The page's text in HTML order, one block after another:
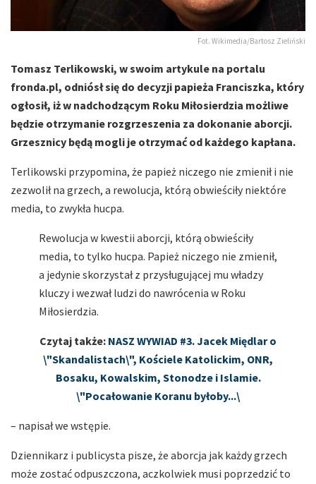
Fot. Wikimedia/Bartosz Zieliński
Tomasz Terlikowski, w swoim artykule na portalu
fronda.pl, odniósł się do decyzji papieża Franciszka, który
ogłosił, iż w nadchodzącym Roku Miłosierdzia możliwe
będzie otrzymanie rozgrzeszenia za dokonanie aborcji.
Grzesznicy będą mogli je otrzymać od każdego kapłana.
Terlikowski przypomina, że papież niczego nie zmienił i nie
zezwolił na grzech, a rewolucja, którą obwieściły niektóre
media, to zwykła hucpa.
Rewolucja w kwestii aborcji, którą obwieściły
media, to tylko hucpa. Papież niczego nie zmienił,
a jedynie skorzystał z przysługującej mu władzy
kluczy i wezwał ludzi do nawrócenia w Roku
Miłosierdzia.
Czytaj także: NASZ WYWIAD #3. Jacek Międlar o
\"Skandalistach\", Kościele Katolickim, ONR,
Bosaku, Kowalskim, Stonodze i Islamie.
\"Pocałowanie Koranu byłoby...\
– napisał we wstępie.
Dziennikarz i publicysta pisze, że aborcja jak każdy grzech
może zostać odpuszczona, aczkolwiek musi poprzedzić to